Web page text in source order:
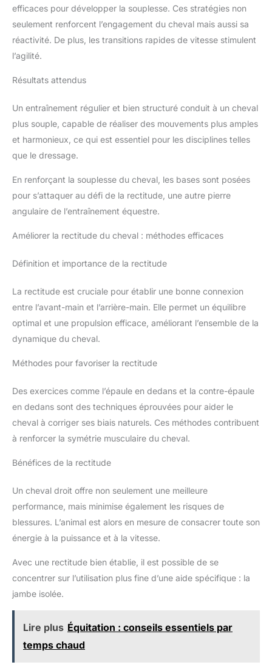
efficaces pour développer la souplesse. Ces stratégies non
seulement renforcent l’engagement du cheval mais aussi sa
réactivité. De plus, les transitions rapides de vitesse stimulent
l’agilité.
Résultats attendus
Un entraînement régulier et bien structuré conduit à un cheval
plus souple, capable de réaliser des mouvements plus amples
et harmonieux, ce qui est essentiel pour les disciplines telles
que le dressage.
En renforçant la souplesse du cheval, les bases sont posées
pour s’attaquer au défi de la rectitude, une autre pierre
angulaire de l’entraînement équestre.
Améliorer la rectitude du cheval : méthodes efficaces
Définition et importance de la rectitude
La rectitude est cruciale pour établir une bonne connexion
entre l’avant-main et l’arrière-main. Elle permet un équilibre
optimal et une propulsion efficace, améliorant l’ensemble de la
dynamique du cheval.
Méthodes pour favoriser la rectitude
Des exercices comme l’épaule en dedans et la contre-épaule
en dedans sont des techniques éprouvées pour aider le
cheval à corriger ses biais naturels. Ces méthodes contribuent
à renforcer la symétrie musculaire du cheval.
Bénéfices de la rectitude
Un cheval droit offre non seulement une meilleure
performance, mais minimise également les risques de
blessures. L’animal est alors en mesure de consacrer toute son
énergie à la puissance et à la vitesse.
Avec une rectitude bien établie, il est possible de se
concentrer sur l’utilisation plus fine d’une aide spécifique : la
jambe isolée.
Lire plus Équitation : conseils essentiels par
temps chaud